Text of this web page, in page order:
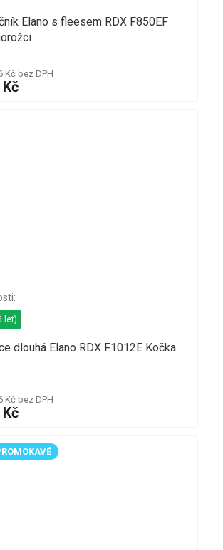
Elano s fleesem RDX F850EF
Kč bez DPH
dlouhá Elano RDX F1012E Kočka
Kč bez DPH
let)